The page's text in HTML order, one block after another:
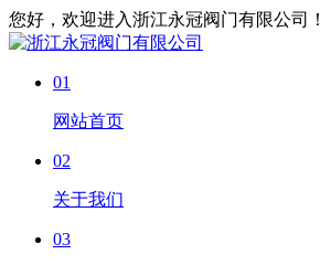
您好，欢迎进入浙江永冠阀门有限公司！
01
网站首页
02
关于我们
03